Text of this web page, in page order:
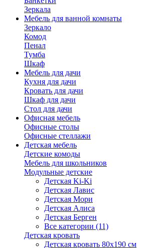
Зеркала
Мебель для ванной комнаты
Зеркало
Комод
Пенал
Тумба
Шкаф
Мебель для дачи
Кухня для дачи
Кровать для дачи
Шкаф для дачи
Стол для дачи
Офисная мебель
Офисные столы
Офисные стеллажи
Детская мебель
Детские комоды
Мебель для школьников
Модульные детские
Детская Ki-Ki
Детская Лавис
Детская Мори
Детская Алиса
Детская Берген
Все категории (11)
Детская кровать
Детская кровать 80х190 см